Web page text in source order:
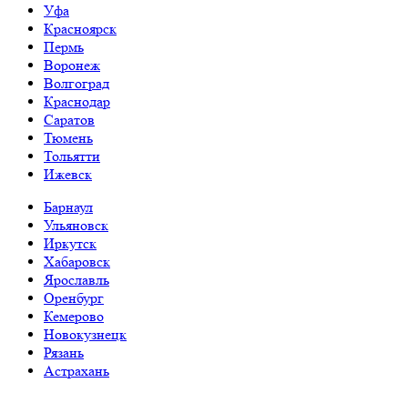
Уфа
Красноярск
Пермь
Воронеж
Волгоград
Краснодар
Саратов
Тюмень
Тольятти
Ижевск
Барнаул
Ульяновск
Иркутск
Хабаровск
Ярославль
Оренбург
Кемерово
Новокузнецк
Рязань
Астрахань